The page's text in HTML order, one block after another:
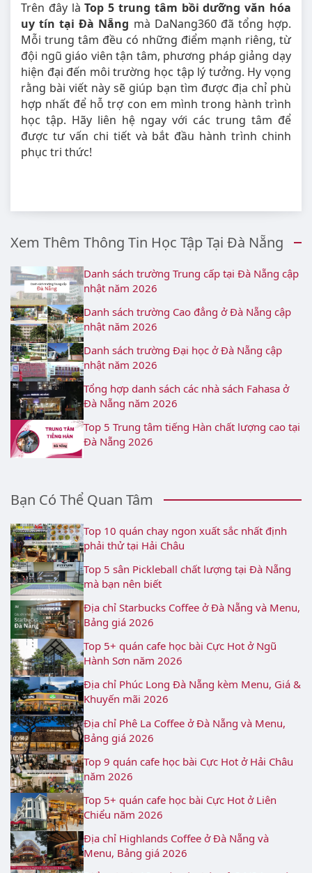
Trên đây làTop 5 trung tâm bồi dưỡng văn hóa
uy tín tại Đà Nẵng mà DaNang360 đã tổng hợp.
Mỗi trung tâm đều có những điểm mạnh riêng, từ
đội ngũ giáo viên tận tâm, phương pháp giảng dạy
hiện đại đến môi trường học tập lý tưởng. Hy vọng
rằng bài viết này sẽ giúp bạn tìm được địa chỉ phù
hợp nhất để hỗ trợ con em mình trong hành trình
học tập. Hãy liên hệ ngay với các trung tâm để
được tư vấn chi tiết và bắt đầu hành trình chinh
phục tri thức!
Xem Thêm Thông Tin Học Tập Tại Đà Nẵng
Danh sách trường Trung cấp tại Đà Nẵng cập
nhật năm 2026
Danh sách trường Cao đẳng ở Đà Nẵng cập
nhật năm 2026
Danh sách trường Đại học ở Đà Nẵng cập
nhật năm 2026
Tổng hợp danh sách các nhà sách Fahasa ở
Đà Nẵng năm 2026
Top 5 Trung tâm tiếng Hàn chất lượng cao tại
Đà Nẵng 2026
Bạn Có Thể Quan Tâm
Top 10 quán chay ngon xuất sắc nhất định
phải thử tại Hải Châu
Top 5 sân Pickleball chất lượng tại Đà Nẵng
mà bạn nên biết
Địa chỉ Starbucks Coffee ở Đà Nẵng và Menu,
Bảng giá 2026
Top 5+ quán cafe học bài Cực Hot ở Ngũ
Hành Sơn năm 2026
Địa chỉ Phúc Long Đà Nẵng kèm Menu, Giá &
Khuyến mãi 2026
Địa chỉ Phê La Coffee ở Đà Nẵng và Menu,
Bảng giá 2026
Top 9 quán cafe học bài Cực Hot ở Hải Châu
năm 2026
Top 5+ quán cafe học bài Cực Hot ở Liên
Chiểu năm 2026
Địa chỉ Highlands Coffee ở Đà Nẵng và
Menu, Bảng giá 2026